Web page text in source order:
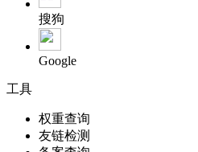
搜狗
Google
工具
权重查询
友链检测